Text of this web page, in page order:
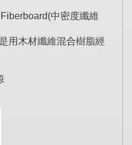
中密度纖維
用木材纖維混合樹脂經